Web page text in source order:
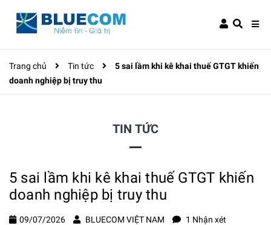
Trang chủ Tin tức
5 sai lầm khi kê khai thuế GTGT khiến
doanh nghiệp bị truy thu
TIN TỨC
5 sai lầm khi kê khai thuế GTGT khiến
doanh nghiệp bị truy thu
09/07/2026 BLUECOM VIỆT NAM 1 Nhận xét